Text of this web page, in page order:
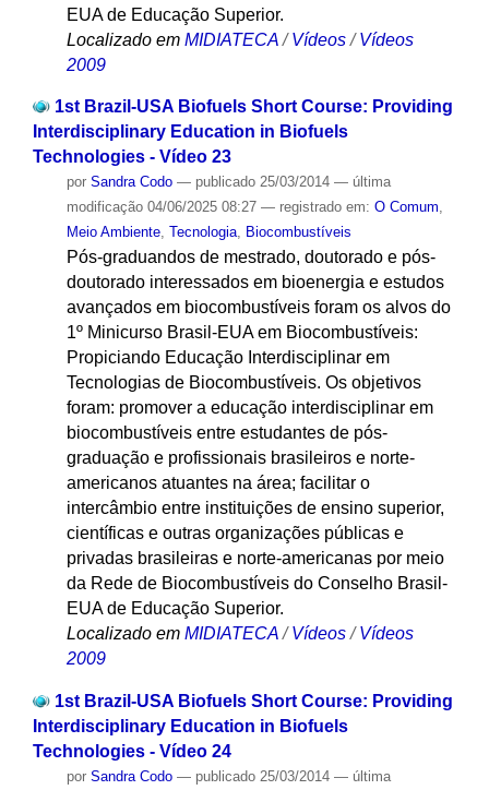
EUA de Educação Superior.
Localizado em MIDIATECA /Vídeos /Vídeos
2009
1st Brazil-USA Biofuels Short Course: Providing
Interdisciplinary Education in Biofuels
Technologies - Vídeo 23
por Sandra Codo — publicado25/03/2014 — última
modificação04/06/2025 08:27 — registrado em: O Comum,
Meio Ambiente, Tecnologia, Biocombustíveis
Pós-graduandos de mestrado, doutorado e pós-
doutorado interessados em bioenergia e estudos
avançados em biocombustíveis foram os alvos do
1º Minicurso Brasil-EUA em Biocombustíveis:
Propiciando Educação Interdisciplinar em
Tecnologias de Biocombustíveis. Os objetivos
foram: promover a educação interdisciplinar em
biocombustíveis entre estudantes de pós-
graduação e profissionais brasileiros e norte-
americanos atuantes na área; facilitar o
intercâmbio entre instituições de ensino superior,
científicas e outras organizações públicas e
privadas brasileiras e norte-americanas por meio
da Rede de Biocombustíveis do Conselho Brasil-
EUA de Educação Superior.
Localizado em MIDIATECA /Vídeos /Vídeos
2009
1st Brazil-USA Biofuels Short Course: Providing
Interdisciplinary Education in Biofuels
Technologies - Vídeo 24
por Sandra Codo — publicado25/03/2014 — última